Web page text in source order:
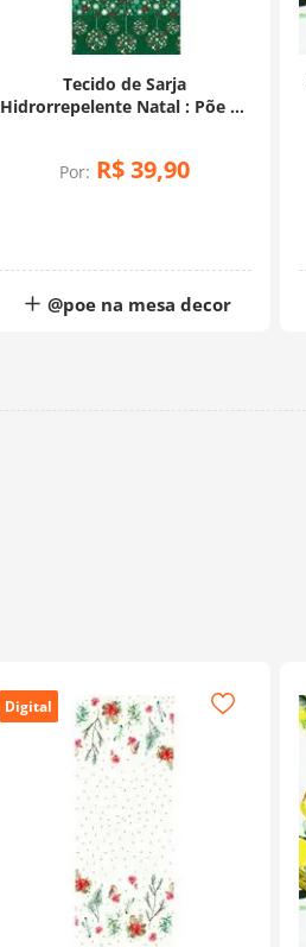
Tecido de Sarja
Hidrorrepelente Natal : Põe na
Por: R$ 39,90
@poe na mesa decor
Digital